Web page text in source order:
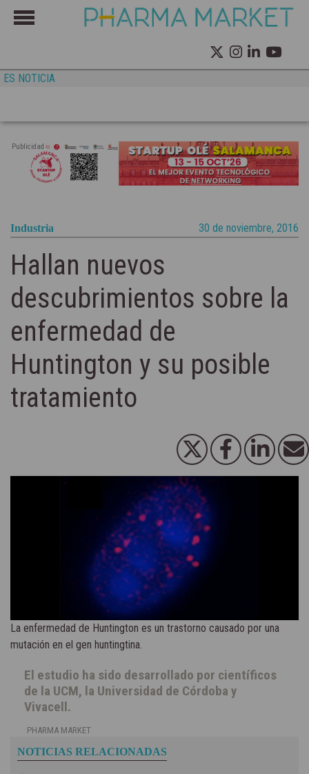
ES NOTICIA
Publicidad
Industria 30 de noviembre, 2016
Hallan nuevos
descubrimientos sobre la
enfermedad de
Huntington y su posible
tratamiento
La enfermedad de Huntington es un trastorno causado por una
mutación en el gen huntingtina.
El estudio ha sido desarrollado por científicos
de la UCM, la Universidad de Córdoba y
Vivacell.
PHARMA MARKET
NOTICIAS RELACIONADAS